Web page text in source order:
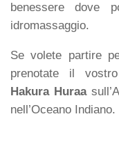
benessere dove
idromassaggio.
Se volete partire
prenotate il
Hakura Huraa
nell’Oceano Indiano.